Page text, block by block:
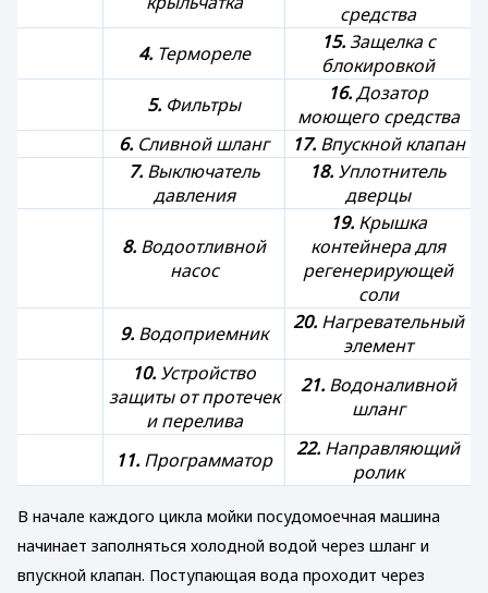
средства
4.Термореле 15.Защелка с
блокировкой
5. Фильтры 16.Дозатор
моющего средства
6. Сливной шланг 17.Впускной клапан
7.Выключатель
давления
18. Уплотнитель
дверцы
8. Водоотливной
насос
19.Крышка
контейнера для
регенерирующей
соли
9. Водоприемник 20.Нагревательный
элемент
10. Устройство
защиты от протечек
и перелива
21.Водоналивной
шланг
11. Программатор 22. Направляющий
ролик
В начале каждого цикла мойки посудомоечная машина
начинает заполняться холодной водой через шланг и
впускной клапан. Поступающая вода проходит через